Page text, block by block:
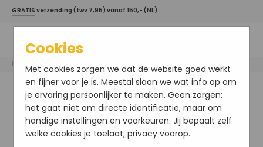
GRATIS verzending (twv 7,95) vanaf 150,- (NL)
Home / Esse / Ageless Serum
Cookies
Met cookies zorgen we dat de website goed werkt
en fijner voor je is. Meestal slaan we wat info op om
je ervaring persoonlijker te maken. Geen zorgen:
het gaat niet om directe identificatie, maar om
handige instellingen en voorkeuren. Jij bepaalt zelf
welke cookies je toelaat; privacy voorop.